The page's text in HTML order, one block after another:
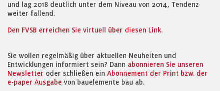
und lag 2018 deutlich unter dem Niveau von 2014, Tendenz
weiter fallend.
Den FVSB erreichen Sie virtuell über diesen Link.
Sie wollen regelmäßig über aktuellen Neuheiten und
Entwicklungen informiert sein? Dann abonnieren Sie unseren
Newsletter oder schließen ein Abonnement der Print bzw. der
e-paper Ausgabe von bauelemente bau ab.